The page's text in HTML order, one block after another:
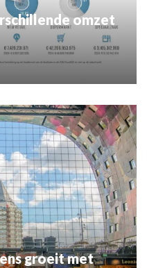
omzet
groeit met